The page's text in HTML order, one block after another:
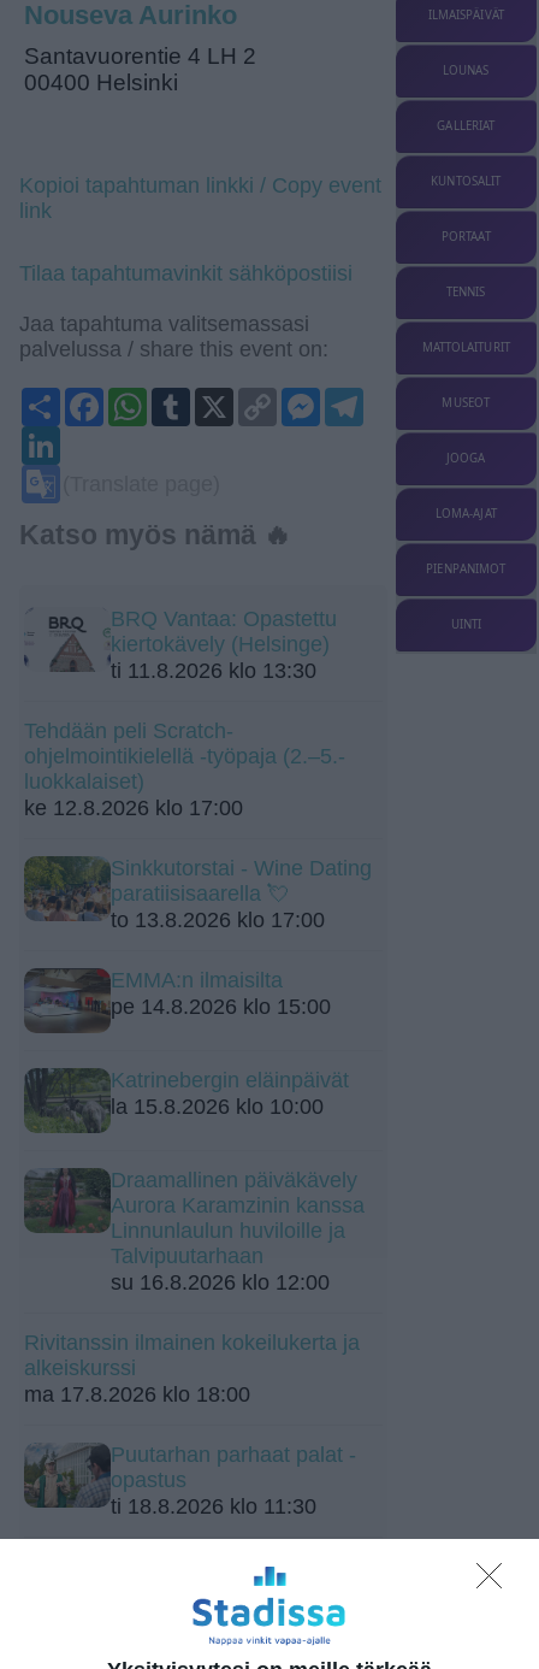
Nouseva Aurinko
Santavuorentie 4 LH 2
00400 Helsinki
Kopioi tapahtuman linkki / Copy event
link
Tilaa tapahtumavinkit sähköpostiisi
Jaa tapahtuma valitsemassasi
palvelussa / share this event on:
ShareFacebookWhatsApp
Tumblr
X
Copy
Link
MessengerTelegram
Katso myös nämä 🔥
BRQ Vantaa: Opastettu
kiertokävely (Helsinge)
ti 11.8.2026 klo 13:30
Tehdään peli Scratch-
ohjelmointikielellä -työpaja (2.–5.-
luokkalaiset)
ke 12.8.2026 klo 17:00
Sinkkutorstai - Wine Dating
paratiisisaarella 💘
to 13.8.2026 klo 17:00
EMMA:n ilmaisilta
pe 14.8.2026 klo 15:00
Katrinebergin eläinpäivät
la 15.8.2026 klo 10:00
Draamallinen päiväkävely
Aurora Karamzinin kanssa
Linnunlaulun huviloille ja
Talvipuutarhaan
su 16.8.2026 klo 12:00
Rivitanssin ilmainen kokeilukerta ja
alkeiskurssi
ma 17.8.2026 klo 18:00
Puutarhan parhaat palat -
opastus
ti 18.8.2026 klo 11:30
Lavatanssit meren äärellä
Merimelojien majalla
ke 19.8.2026 klo 18:00
ILMAISPÄIVÄT
LOUNAS
GALLERIAT
KUNTOSALIT
PORTAAT
TENNIS
MATTOLAITURIT
MUSEOT
JOOGA
LOMA-AJAT
PIENPANIMOT
UINTI